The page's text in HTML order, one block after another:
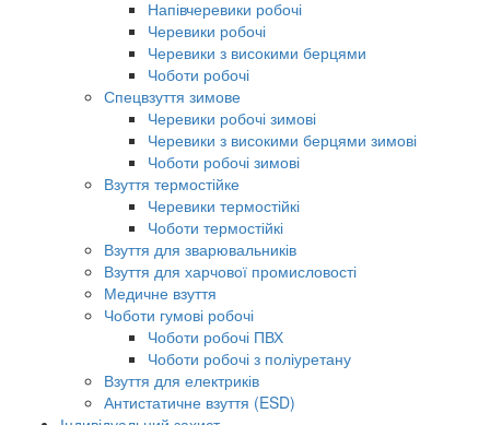
Напівчеревики робочі
Черевики робочі
Черевики з високими берцями
Чоботи робочі
Спецвзуття зимове
Черевики робочі зимові
Черевики з високими берцями зимові
Чоботи робочі зимові
Взуття термостійке
Черевики термостійкі
Чоботи термостійкі
Взуття для зварювальників
Взуття для харчової промисловості
Медичне взуття
Чоботи гумові робочі
Чоботи робочі ПВХ
Чоботи робочі з поліуретану
Взуття для електриків
Антистатичне взуття (ESD)